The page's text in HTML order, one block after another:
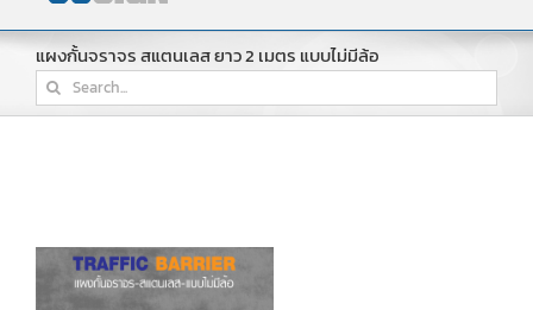
แผงกั้นจราจร สแตนเลส ยาว 2 เมตร แบบไม่มีล้อ
Search
for: